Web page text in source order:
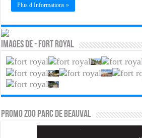
Plus d Informations »
Images de - Fort royal
PROMO ZOO PARC DE BEAUVAL